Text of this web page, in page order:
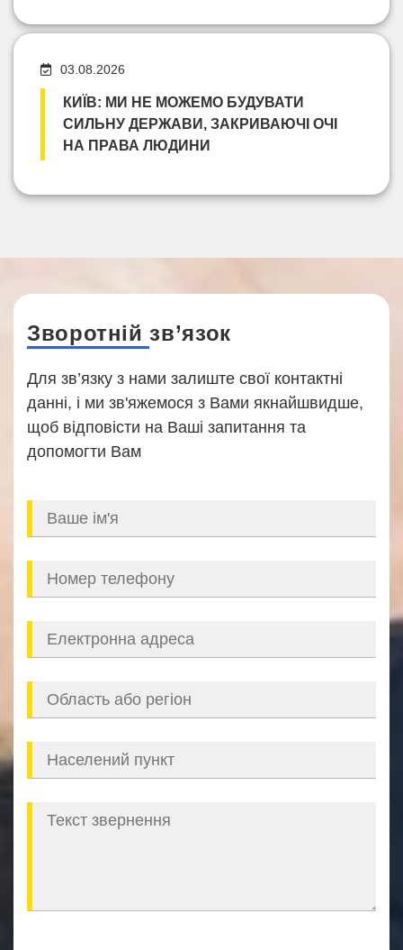
03.08.2026
КИЇВ: МИ НЕ МОЖЕМО БУДУВАТИ
СИЛЬНУ ДЕРЖАВИ, ЗАКРИВАЮЧІ ОЧІ
НА ПРАВА ЛЮДИНИ
Зворотній зв’язок
Для зв’язку з нами залиште свої контактні
данні, і ми зв'яжемося з Вами якнайшвидше,
щоб відповісти на Ваші запитання та
допомогти Вам